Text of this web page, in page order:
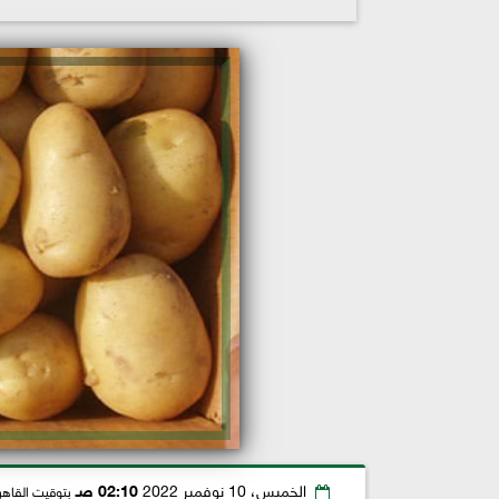
الخميس، 10 نوفمبر 2022 02:10 صـ بتوقيت